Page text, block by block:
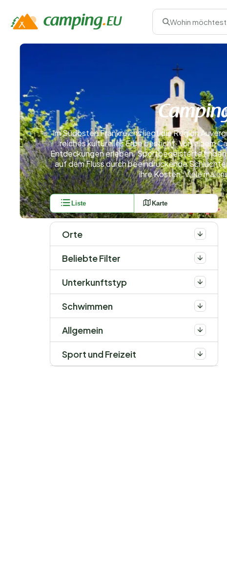
Wohin
Im Südosten Frankreichs liegt die Region
reiches kulturelles Erbe besticht. Von einem
Entdeckungen erleben. Sportbegeisterte finden
auf dem Fluss durch beeindruckende
ihre Kosten: Viele
Liste Karte
Orte
Beliebte Filter
Unterkunftstyp
Schwimmen
Allgemein
Sport und Freizeit